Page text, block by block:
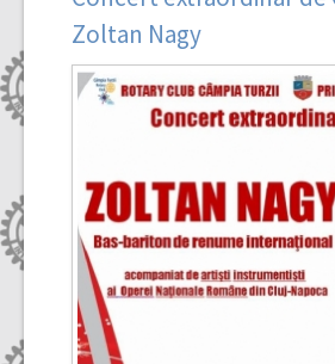
Select Language ▼
Zoltan Nagy